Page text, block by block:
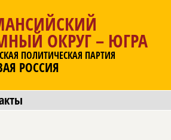
ОКРУГ – ЮГРА
ПОЛИТИЧЕСКАЯ ПАРТИЯ
РОССИЯ